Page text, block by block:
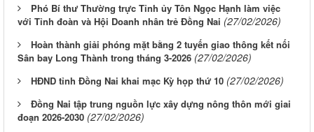
Phó Bí thư Thường trực Tỉnh ủy Tôn Ngọc Hạnh làm việc
với Tỉnh đoàn và Hội Doanh nhân trẻ Đồng Nai (27/02/2026)
Hoàn thành giải phóng mặt bằng 2 tuyến giao thông kết nối
Sân bay Long Thành trong tháng 3-2026 (27/02/2026)
HĐND tỉnh Đồng Nai khai mạc Kỳ họp thứ 10 (27/02/2026)
Đồng Nai tập trung nguồn lực xây dựng nông thôn mới giai
đoạn 2026-2030 (27/02/2026)